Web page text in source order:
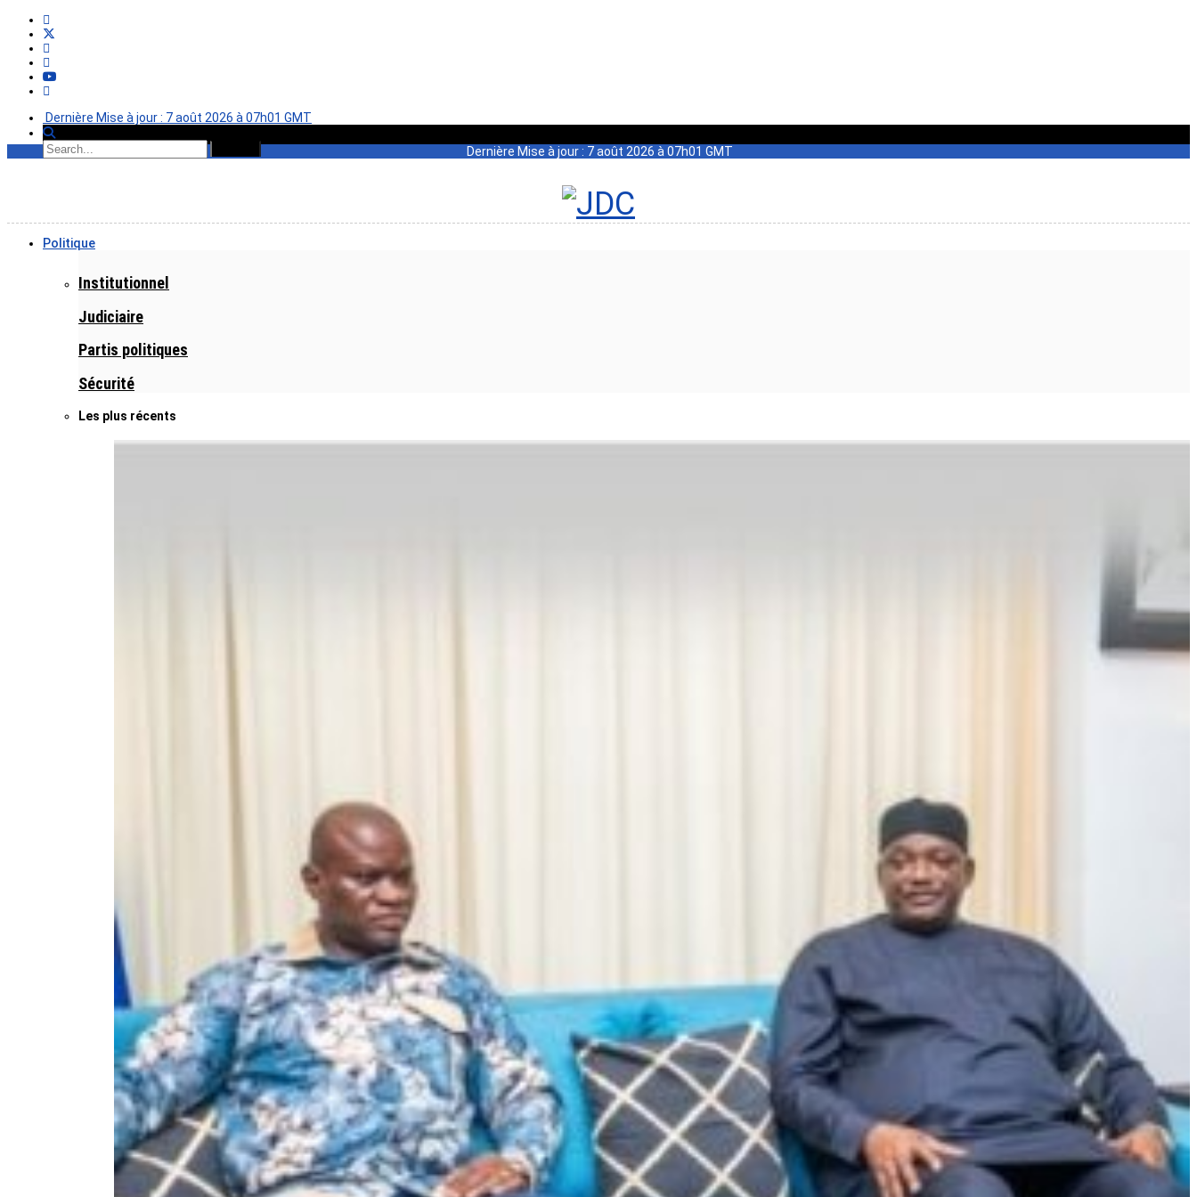
Dernière Mise à jour : 7 août 2026 à 07h01 GMT
Dernière Mise à jour : 7 août 2026 à 07h01 GMT
Politique
Institutionnel
Judiciaire
Partis politiques
Sécurité
Les plus récents